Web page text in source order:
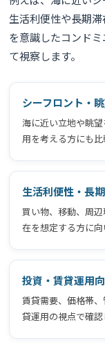
生活利便性や長期
を意識したコンド
て視察します。
シーフロント・
海に近い立地や眺
用を考える方にも比
生活利便性・長
買い物、移動、周
在を想定する方に向
投資・賃貸運用
賃貸需要、価格帯
貸運用の視点で確認